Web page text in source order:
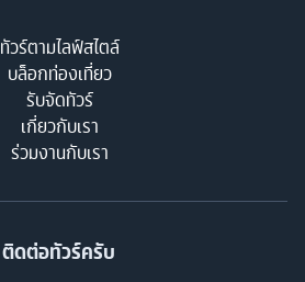
ทัวร์ตามไลฟ์สไตล์
บล็อกท่องเที่ยว
รับจัดทัวร์
เกี่ยวกับเรา
ร่วมงานกับเรา
ติดต่อทัวร์ครับ